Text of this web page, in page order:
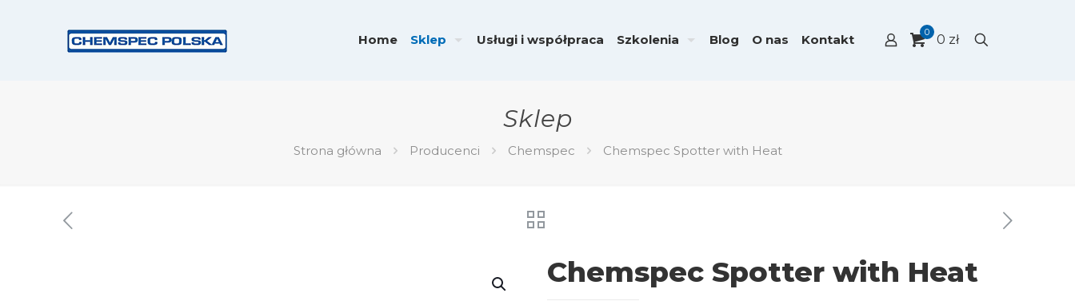
Home Sklep Usługi i współpraca Szkolenia Blog O nas Kontakt 0 0 zł
Sklep
Strona główna Producenci Chemspec Chemspec Spotter with Heat
Chemspec Spotter with Heat